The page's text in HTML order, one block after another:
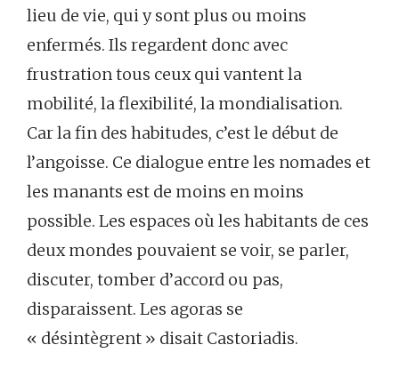
lieu de vie, qui y sont plus ou moins
enfermés. Ils regardent donc avec
frustration tous ceux qui vantent la
mobilité, la flexibilité, la mondialisation.
Car la fin des habitudes, c’est le début de
l’angoisse. Ce dialogue entre les nomades et
les manants est de moins en moins
possible. Les espaces où les habitants de ces
deux mondes pouvaient se voir, se parler,
discuter, tomber d’accord ou pas,
disparaissent. Les agoras se
« désintègrent » disait Castoriadis.